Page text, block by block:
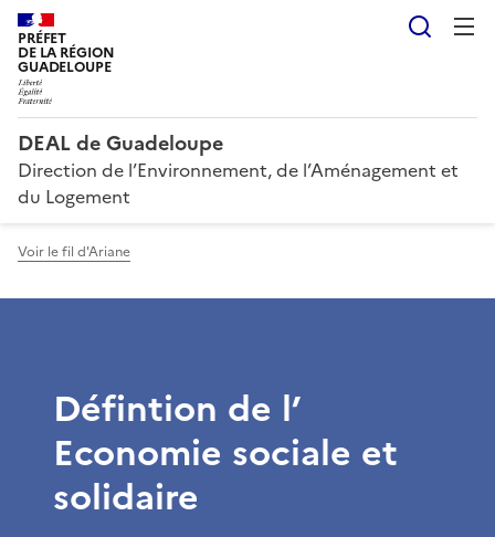
PRÉFET
DE LA RÉGION
GUADELOUPE
DEAL de Guadeloupe
Direction de l’Environnement, de l’Aménagement et
du Logement
Voir le fil d'Ariane
Défintion de l’
Economie sociale et
solidaire